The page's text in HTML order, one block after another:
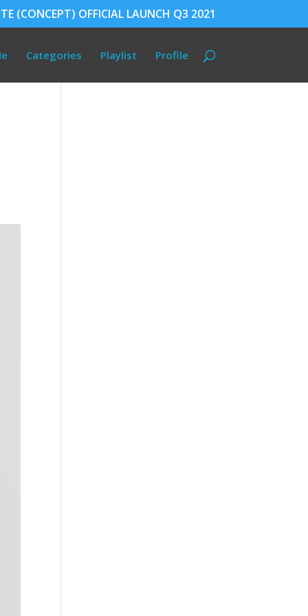
(CONCEPT) OFFICIAL LAUNCH Q3 2021
Categories Playlist Profile